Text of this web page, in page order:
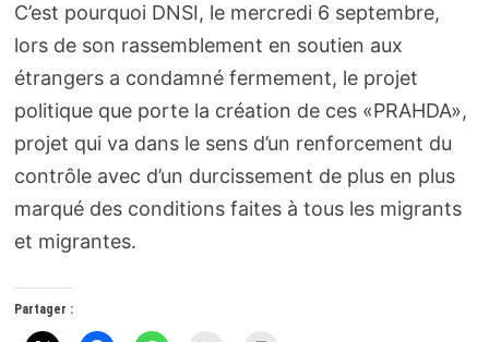
C’est pourquoi DNSI, le mercredi 6 septembre,
lors de son rassemblement en soutien aux
étrangers a condamné fermement, le projet
politique que porte la création de ces «PRAHDA»,
projet qui va dans le sens d’un renforcement du
contrôle avec d’un durcissement de plus en plus
marqué des conditions faites à tous les migrants
et migrantes.
Partager :